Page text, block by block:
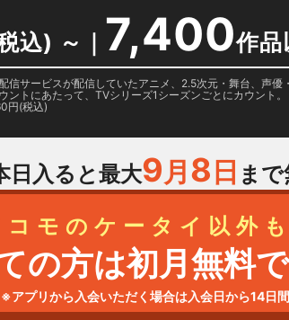
込) ～ ｜ 7,400作品
信サービスが配信していたアニメ、2.5次元・舞台、声
トにあたって、TVシリーズ1シーズンごとにカウント。
円(税込)
日入ると最大9月 8 日 ま
コモのケータイ以外
の方は初月無料
※アプリから入会いただく場合は入会日から14日